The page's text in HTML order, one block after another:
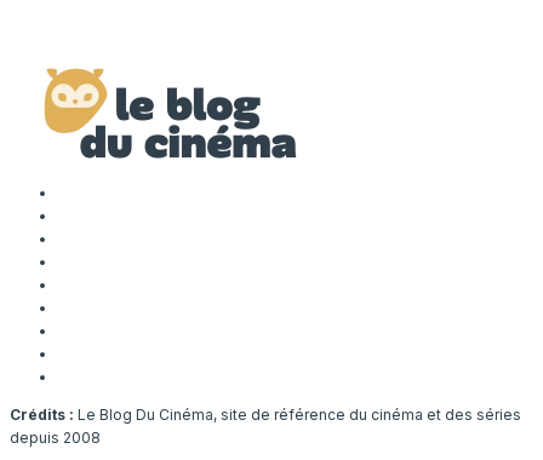
Crédits : Le Blog Du Cinéma, site de référence du cinéma et des séries
depuis 2008